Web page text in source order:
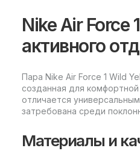
Nike Air Force
активного
Пара Nike Air Force 1 Wild
созданная для
отличается
затребована среди
Материалы и